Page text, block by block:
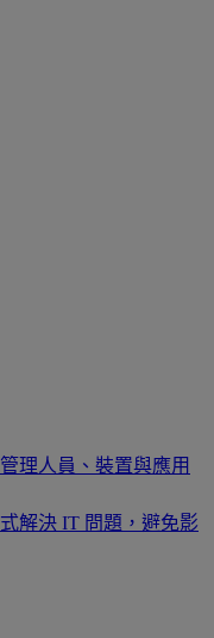
理人員、裝置與應用
解決 IT 問題，避免影